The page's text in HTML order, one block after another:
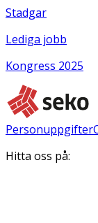
Stadgar
Lediga jobb
Kongress 2025
Personuppgifter
Hitta oss på: